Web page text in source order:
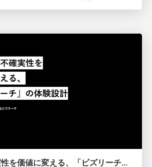
生成AIの不確実性を価値に変える、「ビズリーチ」の体験設計 / KNOTS2026